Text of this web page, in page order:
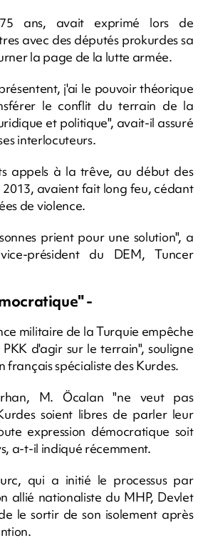
ans, avait exprimé lors de
avec des députés prokurdes sa
la page de la lutte armée.
j'ai le pouvoir théorique
le conflit du terrain de la
et politique", avait-il assuré
interlocuteurs.
appels à la trêve, au début des
2013, avaient fait long feu, cédant
de violence.
prient pour une solution", a
président du DEM, Tuncer
-
militaire de la Turquie empêche
d'agir sur le terrain", souligne
français spécialiste des Kurdes.
M. Öcalan "ne veut pas
soient libres de parler leur
expression démocratique soit
a-t-il indiqué récemment.
qui a initié le processus par
allié nationaliste du MHP, Devlet
le sortir de son isolement après